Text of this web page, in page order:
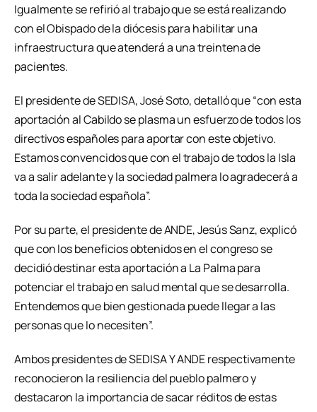
Igualmente se refirió al trabajo que se está realizando
con el Obispado de la diócesis para habilitar una
infraestructura que atenderá a una treintena de
pacientes.
El presidente de SEDISA, José Soto, detalló que “con esta
aportación al Cabildo se plasma un esfuerzo de todos los
directivos españoles para aportar con este objetivo.
Estamos convencidos que con el trabajo de todos la Isla
va a salir adelante y la sociedad palmera lo agradecerá a
toda la sociedad española”.
Por su parte, el presidente de ANDE, Jesús Sanz, explicó
que con los beneficios obtenidos en el congreso se
decidió destinar esta aportación a La Palma para
potenciar el trabajo en salud mental que se desarrolla.
Entendemos que bien gestionada puede llegar a las
personas que lo necesiten”.
Ambos presidentes de SEDISA Y ANDE respectivamente
reconocieron la resiliencia del pueblo palmero y
destacaron la importancia de sacar réditos de estas